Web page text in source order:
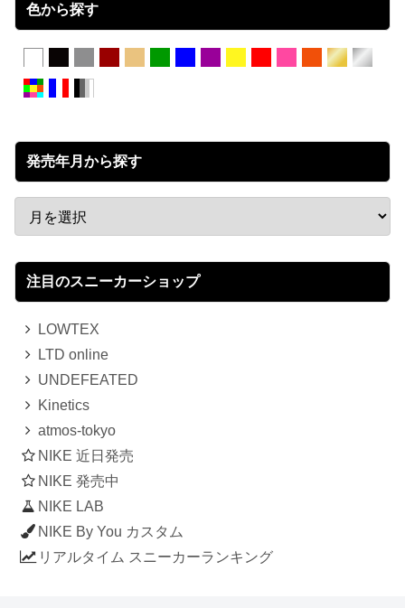
色から探す
発売年月から探す
注目のスニーカーショップ
LOWTEX
LTD online
UNDEFEATED
Kinetics
atmos-tokyo
NIKE 近日発売
NIKE 発売中
NIKE LAB
NIKE By You カスタム
リアルタイム スニーカーランキング